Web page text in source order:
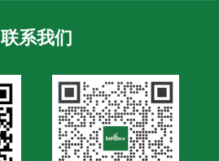
联系我们